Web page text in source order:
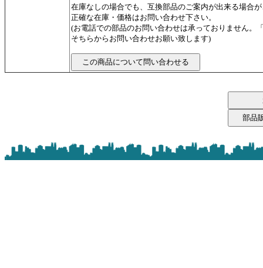
在庫なしの場合でも、互換部品のご案内が出来る場合
正確な在庫・価格はお問い合わせ下さい。
(お電話での部品のお問い合わせは承っておりません。
そちらからお問い合わせお願い致します)